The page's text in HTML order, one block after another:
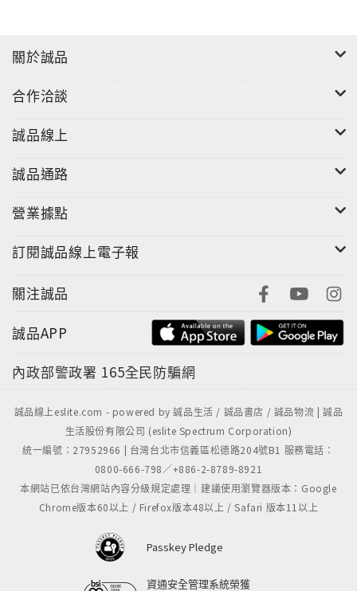
關於誠品
合作洽談
誠品線上
誠品通路
營業據點
訂閱誠品線上電子報
關注誠品
誠品APP
內政部警政署 165全民防騙網
誠品線上eslite.com - powered by 誠品生活 / 誠品書店 / 誠品物流 | 誠品
生活股份有限公司 (eslite Spectrum Corporation)
統一編號：27952966 | 台灣台北市信義區松德路204號B1 服務電話：
0800-666-798／+886-2-8789-8921
本網站已依台灣網站內容分級規定處理｜建議使用瀏覽器版本：Google
Chrome版本60以上 / Firefox版本48以上 / Safari 版本11以上
Passkey Pledge
資通安全管理系統榮獲